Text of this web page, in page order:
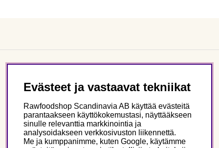
Seuraa meitä
Evästeet ja vastaavat tekniikat
Rawfoodshop Scandinavia AB käyttää evästeitä
parantaakseen käyttökokemustasi, näyttääkseen
sinulle relevanttia markkinointia ja
analysoidakseen verkkosivuston liikennettä.
Me ja kumppanimme, kuten Google, käytämme